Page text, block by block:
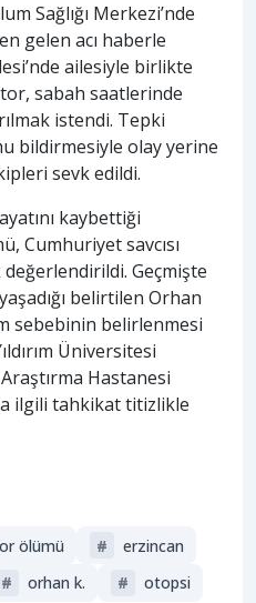
Sağlığı Merkezi’nde
gelen acı haberle
ailesiyle birlikte
sabah saatlerinde
istendi. Tepki
bildirmesiyle olay yerine
sevk edildi.
kaybettiği
Cumhuriyet savcısı
Geçmişte
belirtilen Orhan
sebebinin belirlenmesi
Üniversitesi
Hastanesi
ilgili tahkikat titizlikle
ölümü #
erzi̇ncan
# orhan k. #
otopsi